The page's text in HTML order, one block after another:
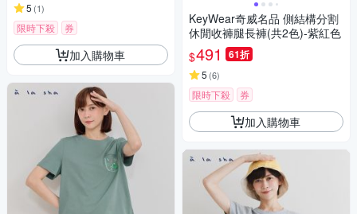
5 (1)
限時下殺 券
加入購物車
KeyWear奇威名品 側結構分割
休閒收褲腿長褲(共2色)-紫紅色
$491 61折
5 (6)
限時下殺 券
加入購物車